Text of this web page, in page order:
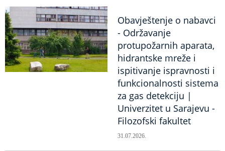
Obavještenje o nabavci
- Održavanje
protupožarnih aparata,
hidrantske mreže i
ispitivanje ispravnosti i
funkcionalnosti sistema
za gas detekciju |
Univerzitet u Sarajevu -
Filozofski fakultet
31.07.2026.